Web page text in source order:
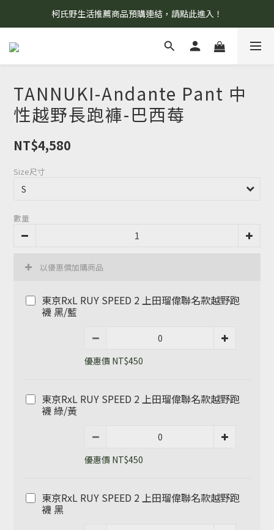
8/7 當天暫停開放工作室。請見諒！
柯氏野生活推薦商品預購連結，請點此進入！
8/7 當天暫停開放工作室。請見諒！
TANNUKI-Andante Pant 中
性越野長跑褲-巴西莓
NT$4,580
Size尺寸
數量
以優惠價加購商品
東京RxL RUY SPEED 2 上田瑠偉聯名款越野跑
襪 黑/藍
優惠價 NT$450
東京RxL RUY SPEED 2 上田瑠偉聯名款越野跑
襪 綠/黃
優惠價 NT$450
東京RxL RUY SPEED 2 上田瑠偉聯名款越野跑
襪 黑